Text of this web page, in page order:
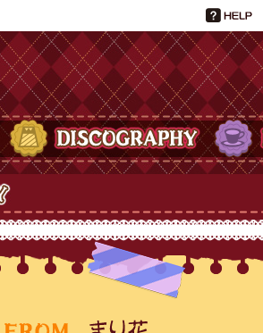
DISCOGRAPHY